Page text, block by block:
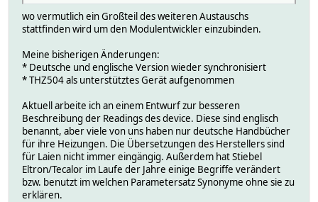
wo vermutlich ein Großteil des weiteren Austauschs
stattfinden wird um den Modulentwickler einzubinden.
Meine bisherigen Änderungen:
* Deutsche und englische Version wieder synchronisiert
* THZ504 als unterstütztes Gerät aufgenommen
Aktuell arbeite ich an einem Entwurf zur besseren
Beschreibung der Readings des device. Diese sind englisch
benannt, aber viele von uns haben nur deutsche Handbücher
für ihre Heizungen. Die Übersetzungen des Herstellers sind
für Laien nicht immer eingängig. Außerdem hat Stiebel
Eltron/Tecalor im Laufe der Jahre einige Begriffe verändert
bzw. benutzt im welchen Parametersatz Synonyme ohne sie zu
erklären.